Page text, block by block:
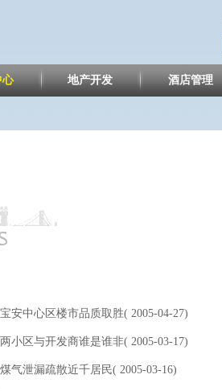
心 地产开发 酒店管理
安中心区楼市品质取胜( 2005-04-27)
小区与开发商谁是谁非( 2005-03-17)
气泄漏疏散近千居民( 2005-03-16)